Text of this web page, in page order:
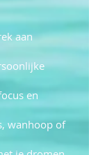
aan
en
wanhoop of